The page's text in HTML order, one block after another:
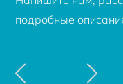
подробные